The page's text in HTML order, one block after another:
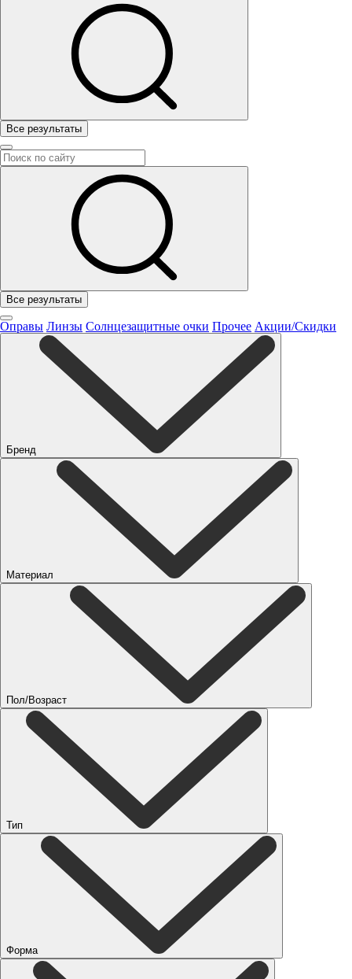
Все результаты
Все результаты
Оправы Линзы Солнцезащитные очки Прочее Акции/Скидки
Бренд
Материал
Пол/Возраст
Тип
Форма